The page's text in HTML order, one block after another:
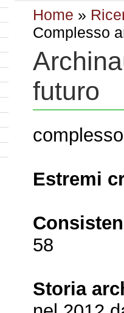
Home »
Complesso
futuro
Estremi
58
Storia